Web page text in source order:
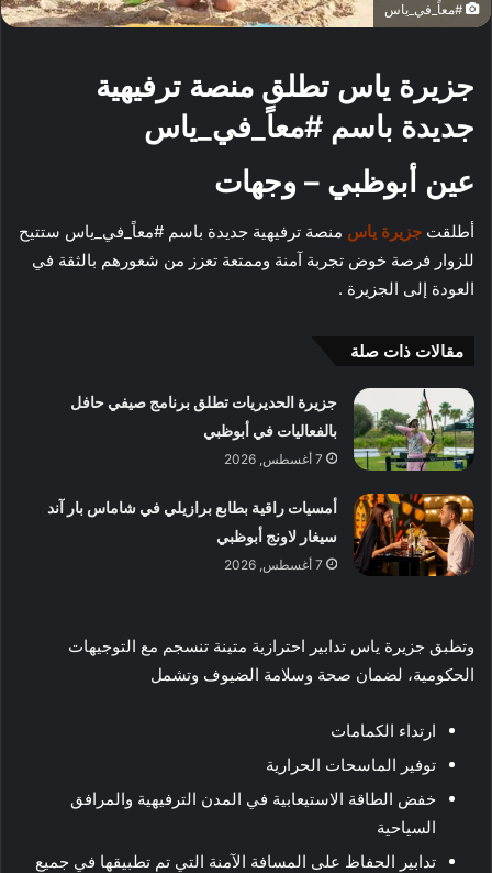
#معاً_في_ياس
جزيرة ياس تطلق منصة ترفيهية
جديدة باسم #معاً_في_ياس
عين أبوظبي – وجهات
أطلقت جزيرة ياس منصة ترفيهية جديدة باسم #معاً_في_ياس ستتيح
للزوار فرصة خوض تجربة آمنة وممتعة تعزز من شعورهم بالثقة في
العودة إلى الجزيرة .
مقالات ذات صلة
جزيرة الحديريات تطلق برنامج صيفي حافل
بالفعاليات في أبوظبي
7 أغسطس, 2026
أمسيات راقية بطابع برازيلي في شاماس بار آند
سيغار لاونج أبوظبي
7 أغسطس, 2026
وتطبق جزيرة ياس تدابير احترازية متينة تنسجم مع التوجيهات
الحكومية، لضمان صحة وسلامة الضيوف وتشمل
ارتداء الكمامات
توفير الماسحات الحرارية
خفض الطاقة الاستيعابية في المدن الترفيهية والمرافق
السياحية
تدابير الحفاظ على المسافة الآمنة التي تم تطبيقها في جميع